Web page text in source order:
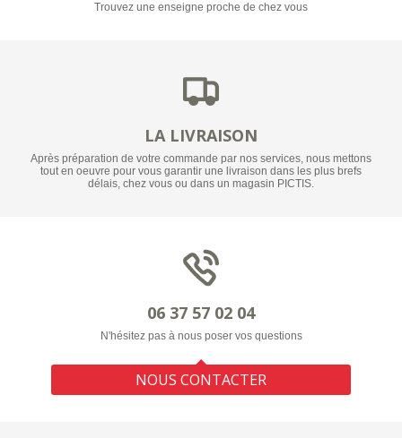
Trouvez une enseigne proche de chez vous
LA LIVRAISON
Après préparation de votre commande par nos services, nous mettons
tout en oeuvre pour vous garantir une livraison dans les plus brefs
délais, chez vous ou dans un magasin PICTIS.
06 37 57 02 04
N'hésitez pas à nous poser vos questions
NOUS CONTACTER